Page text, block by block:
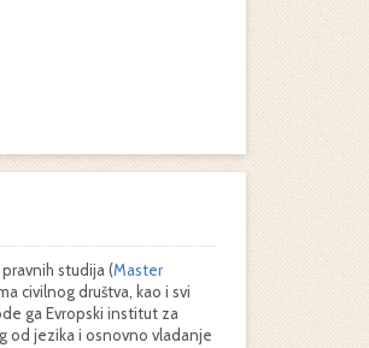
studija (Master
civilnog društva, kao i svi
ga Evropski institut za
od jezika i osnovno vladanje